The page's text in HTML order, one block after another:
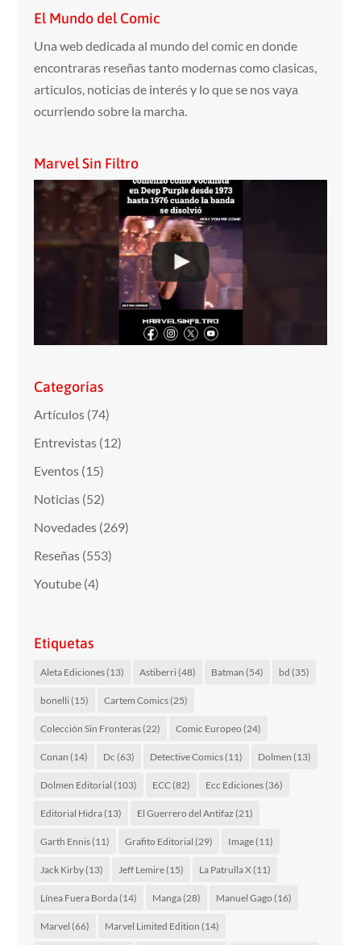
El Mundo del Comic
Una web dedicada al mundo del comic en donde
encontraras reseñas tanto modernas como clasicas,
articulos, noticias de interés y lo que se nos vaya
ocurriendo sobre la marcha.
Marvel Sin Filtro
Categorías
Artículos (74)
Entrevistas (12)
Eventos (15)
Noticias (52)
Novedades (269)
Reseñas (553)
Youtube (4)
Etiquetas
Aleta Ediciones(13) Astiberri(48) Batman (54) bd (35)
bonelli(15) Cartem Comics(25)
Colección Sin Fronteras(22) Comic Europeo (24)
Conan (14) Dc (63) Detective Comics(11) Dolmen (13)
Dolmen Editorial (103) ECC(82) Ecc Ediciones(36)
Editorial Hidra(13) El Guerrero del Antifaz (21)
Garth Ennis(11) Grafito Editorial (29) Image(11)
Jack Kirby(13) Jeff Lemire(15) La Patrulla X(11)
Línea Fuera Borda(14) Manga(28) Manuel Gago (16)
Marvel (66) Marvel Limited Edition (14)